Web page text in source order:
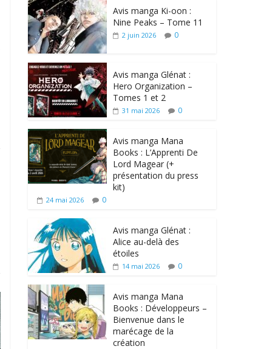
Avis manga Ki-oon :
Nine Peaks – Tome 11
2 juin 2026 0
Avis manga Glénat :
Hero Organization –
Tomes 1 et 2
31 mai 2026 0
Avis manga Mana
Books : L’Apprenti De
Lord Magear (+
présentation du press
kit)
24 mai 2026 0
Avis manga Glénat :
Alice au-delà des
étoiles
14 mai 2026 0
Avis manga Mana
Books : Développeurs –
Bienvenue dans le
marécage de la
création